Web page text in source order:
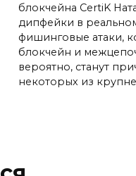
блокчейна CertiK
дипфейки в
фишинговые атаки,
блокчейн и
вероятно, станут
некоторых из